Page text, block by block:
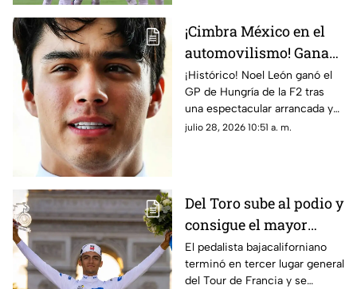
¡Cimbra México en el
automovilismo! Gana
Noel León el GP de
Hungría de la F2
¡Histórico! Noel León ganó el
GP de Hungría de la F2 tras
una espectacular arrancada y
puso en alto el automovilismo
julio 28, 2026 10:51 a. m.
Del Toro sube al podio y
consigue el mayor
triunfo del ciclismo
nacional
El pedalista bajacaliforniano
terminó en tercer lugar general
del Tour de Francia y se